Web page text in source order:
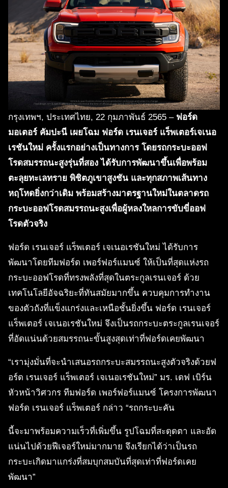
กรุงเทพฯ, ประเทศไทย, 22 กุมภาพันธ์ 2565 – ฟอร์ด
มอเตอร์ คัมปะนี เผยโฉม ฟอร์ด เรนเจอร์ แร็พเตอร์เจเนอ
เรชันใหม่ ครั้งแรกอย่างเป็นทางการ โดยรถกระบะออฟ
โรดสมรรถนะสูงรุ่นที่สอง ได้รับการพัฒนาขึ้นเพื่อพร้อม
ตะลุยทะเลทราย พิชิตภูเขาสูงชัน และทุกสภาพเส้นทาง
หฤโหดยิ่งกว่าเดิม พร้อมสร้างมาตรฐานใหม่ในตลาดรถ
กระบะออฟโรดสมรรถนะสูงเพื่อผู้หลงใหลการขับขี่ออฟ
โรดตัวจริง
ฟอร์ด เรนเจอร์ แร็พเตอร์ เจเนอเรชันใหม่ ได้รับการ
พัฒนาโดยทีมฟอร์ด เพอร์ฟอร์แมนซ์ ให้เป็นที่สุดแห่งรถ
กระบะออฟโรดที่ทรงพลังที่สุดในตระกูลเรนเจอร์ ด้วย
เทคโนโลยีอัจฉริยะที่ทันสมัยมากขึ้น ควบคุมการทำงาน
ของตัวถังที่แข็งแกร่งและเหนือชั้นยิ่งขึ้น ฟอร์ด เรนเจอร์
แร็พเตอร์ เจเนอเรชันใหม่ จึงเป็นรถกระบะตระกูลเรนเจอร์
ที่อัดแน่นด้วยสมรรถนะขั้นสูงสุดเท่าที่ฟอร์ดเคยพัฒนา
“เรามุ่งมั่นที่จะนำเสนอรถกระบะสมรรถนะสูงตัวจริงด้วยฟ
อร์ด เรนเจอร์ แร็พเตอร์ เจเนอเรชันใหม่” มร. เดฟ เบิร์น
หัวหน้าวิศวกร ทีมฟอร์ด เพอร์ฟอร์แมนซ์ โครงการพัฒนา
ฟอร์ด เรนเจอร์ แร็พเตอร์ กล่าว “รถกระบะคัน
นี้จะมาพร้อมความเร็วที่เพิ่มขึ้น รูปโฉมที่สะดุดตา และอัด
แน่นไปด้วยฟีเจอร์ใหม่มากมาย จึงเรียกได้ว่าเป็นรถ
กระบะเกิดมาแกร่งที่สมบุกสมบันที่สุดเท่าที่ฟอร์ดเคย
พัฒนา”